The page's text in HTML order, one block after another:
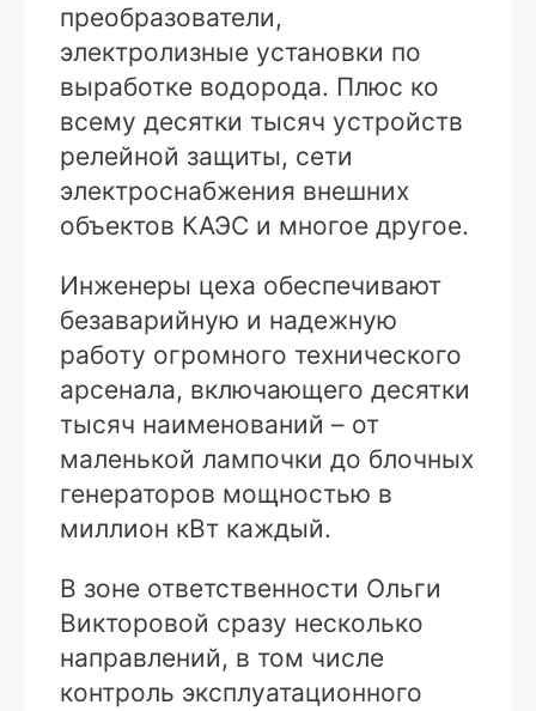
преобразователи,
электролизные установки по
выработке водорода. Плюс ко
всему десятки тысяч устройств
релейной защиты, сети
электроснабжения внешних
объектов КАЭС и многое другое.
Инженеры цеха обеспечивают
безаварийную и надежную
работу огромного технического
арсенала, включающего десятки
тысяч наименований – от
маленькой лампочки до блочных
генераторов мощностью в
миллион кВт каждый.
В зоне ответственности Ольги
Викторовой сразу несколько
направлений, в том числе
контроль эксплуатационного